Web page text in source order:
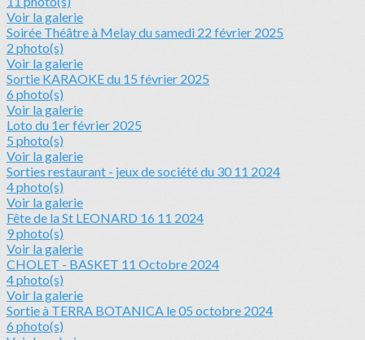
Voir la galerie
Soirée Théâtre à Melay du samedi 22 février 2025
2 photo(s)
Voir la galerie
Sortie KARAOKE du 15 février 2025
6 photo(s)
Voir la galerie
Loto du 1er février 2025
5 photo(s)
Voir la galerie
Sorties restaurant - jeux de société du 30 11 2024
4 photo(s)
Voir la galerie
Fête de la St LEONARD 16 11 2024
9 photo(s)
Voir la galerie
CHOLET - BASKET 11 Octobre 2024
4 photo(s)
Voir la galerie
Sortie à TERRA BOTANICA le 05 octobre 2024
6 photo(s)